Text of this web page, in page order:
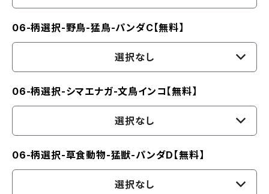
06-柄選択-野鳥-猛鳥-パンダC【無料】
選択なし
06-柄選択-シマエナガ-文鳥インコ【無料】
選択なし
06-柄選択-草食動物-猛獣-パンダD【無料】
選択なし